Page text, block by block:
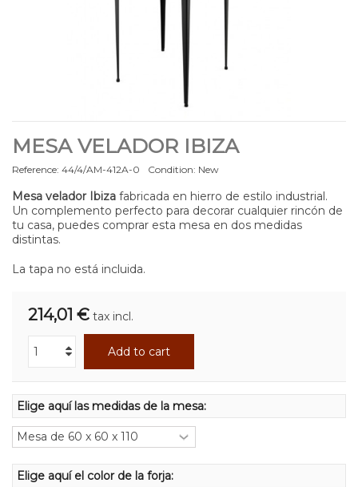
MESA VELADOR IBIZA
Reference: 44/4/AM-412A-0 Condition: New
Mesa velador Ibiza fabricada en hierro de estilo industrial.
Un complemento perfecto para decorar cualquier rincón de
tu casa, puedes comprar esta mesa en dos medidas
distintas.
La tapa no está incluida.
214,01 € tax incl.
Add to cart
Elige aquí las medidas de la mesa:
Elige aquí el color de la forja: